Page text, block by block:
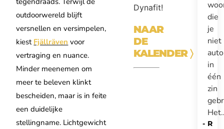
outdoorwereld blijft
versnellen en versimpelen,
kiest Fjällräven voor
vertraging en nuance.
Minder meenemen om
meer te beleven klinkt
bescheiden, maar is in feite
een duidelijke
stellingname. Lichtgewicht
Dynafit!
NAAR
DE
KALENDER〉
die
je
niet
in
één
zin
R
-